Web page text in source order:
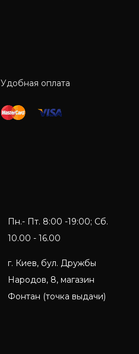
Удобная оплата
Пн.- Пт. 8:00 -19:00; Сб.
10.00 - 16.00
г. Киев, бул. Дружбы
Народов, 8, магазин
Фонтан (точка выдачи)